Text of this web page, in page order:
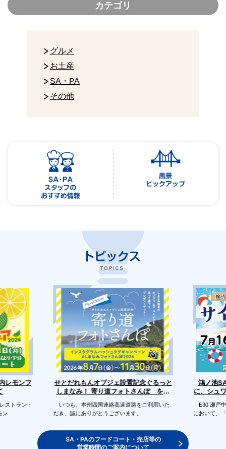
カテゴリ
グルメ
お土産
SA・PA
その他
レモンフ
ストラン・
ン
せとだれもんオブジェ設置記念ぐるっと
しまなみ！ 寄り道フォトさんぽ を開
いつも、本州四国連絡高速道路をご利用いた
だき、誠にありがとうございます。
鴻ノ池
に、シュ
E30 瀬戸中
において、
SA・PAのフードコート・売店等の
営業時間のご案内について